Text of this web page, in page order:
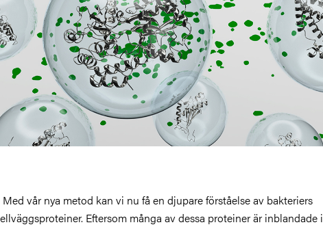
Med vår nya metod kan vi nu få en djupare förståelse av bakteriers
Eftersom många av dessa proteiner är inblandade i